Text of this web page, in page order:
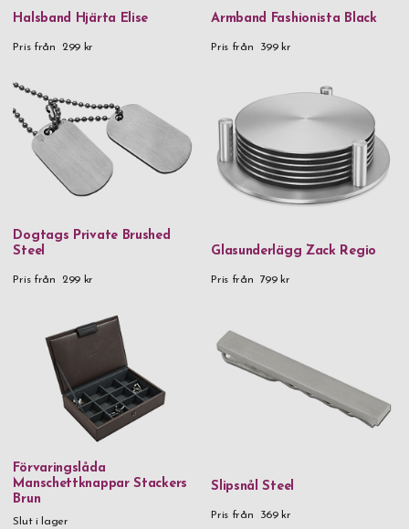
Halsband Hjärta Elise
Pris från 299 kr
Armband Fashionista Black
Pris från 399 kr
Dogtags Private Brushed
Steel
Pris från 299 kr
Glasunderlägg Zack Regio
Pris från 799 kr
Förvaringslåda
Manschettknappar Stackers
Brun
Slut i lager
Slipsnål Steel
Pris från 369 kr